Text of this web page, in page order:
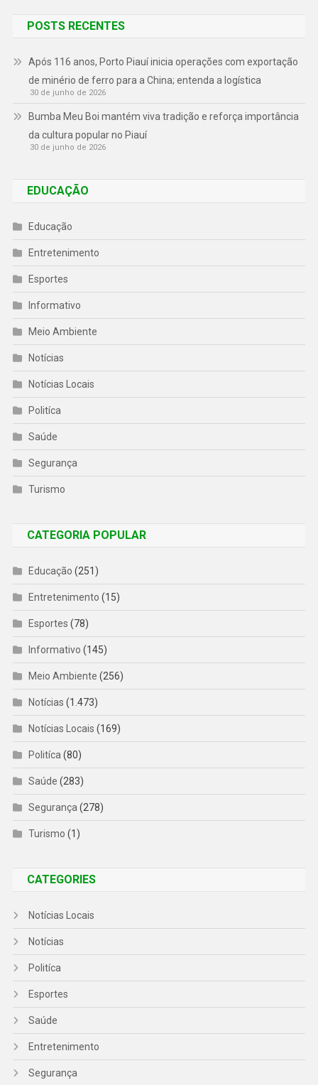
POSTS RECENTES
Após 116 anos, Porto Piauí inicia operações com exportação
de minério de ferro para a China; entenda a logística
30 de junho de 2026
Bumba Meu Boi mantém viva tradição e reforça importância
da cultura popular no Piauí
30 de junho de 2026
EDUCAÇÃO
Educação
Entretenimento
Esportes
Informativo
Meio Ambiente
Notícias
Notícias Locais
Politíca
Saúde
Segurança
Turismo
CATEGORIA POPULAR
Educação (251)
Entretenimento (15)
Esportes (78)
Informativo (145)
Meio Ambiente (256)
Notícias (1.473)
Notícias Locais (169)
Politíca (80)
Saúde (283)
Segurança (278)
Turismo (1)
CATEGORIES
Notícias Locais
Notícias
Politíca
Esportes
Saúde
Entretenimento
Segurança